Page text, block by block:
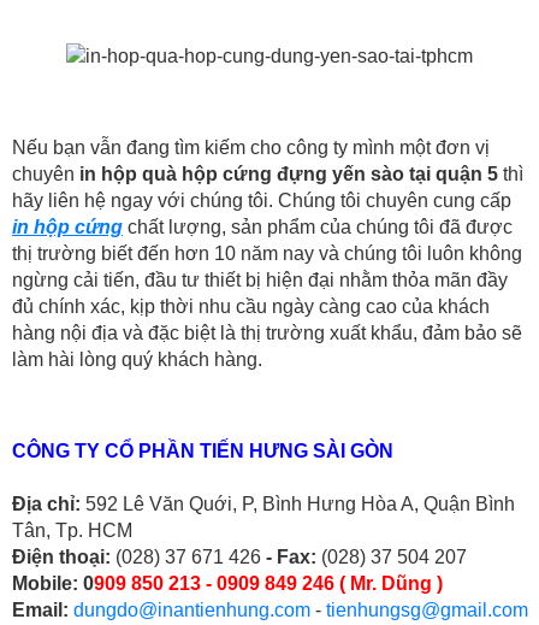
Nếu bạn vẫn đang tìm kiếm cho công ty mình một đơn vị
chuyên in hộp quà hộp cứng đựng yến sào tại quận 5 thì
hãy liên hệ ngay với chúng tôi. Chúng tôi chuyên cung cấp
in hộp cứng chất lượng, sản phẩm của chúng tôi đã được
thị trường biết đến hơn 10 năm nay và chúng tôi luôn không
ngừng cải tiến, đầu tư thiết bị hiện đại nhằm thỏa mãn đầy
đủ chính xác, kịp thời nhu cầu ngày càng cao của khách
hàng nội địa và đặc biệt là thị trường xuất khẩu, đảm bảo sẽ
làm hài lòng quý khách hàng.
CÔNG TY CỔ PHẦN TIẾN HƯNG SÀI GÒN
Địa chỉ: 592 Lê Văn Quới, P, Bình Hưng Hòa A, Quận Bình
Tân, Tp. HCM
Điện thoại: (028) 37 671 426 - Fax: (028) 37 504 207
Mobile: 0909 850 213 - 0909 849 246 ( Mr. Dũng )
Email: dungdo@inantienhung.com - tienhungsg@gmail.com